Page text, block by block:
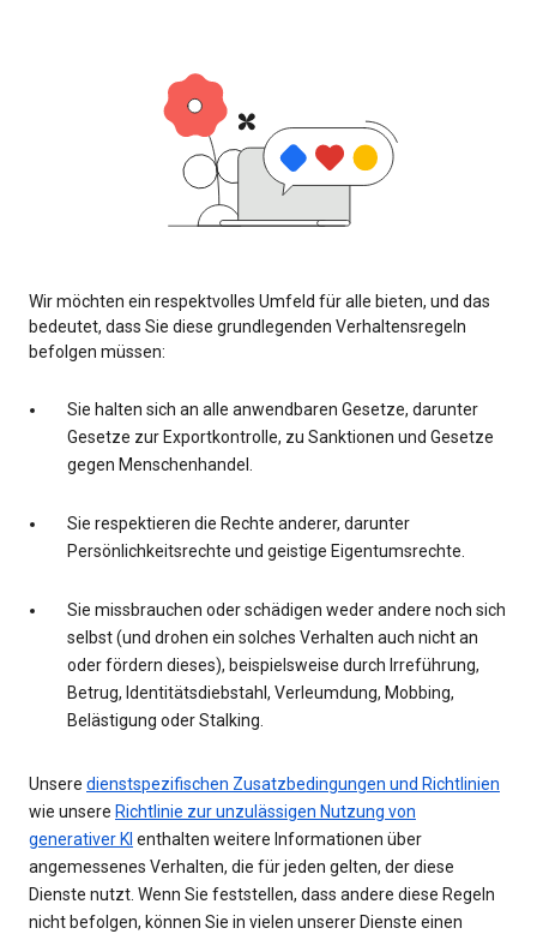
Wir möchten ein respektvolles Umfeld für alle bieten, und das
bedeutet, dass Sie diese grundlegenden Verhaltensregeln
befolgen müssen:
Sie halten sich an alle anwendbaren Gesetze, darunter
Gesetze zur Exportkontrolle, zu Sanktionen und Gesetze
gegen Menschenhandel.
Sie respektieren die Rechte anderer, darunter
Persönlichkeitsrechte und geistige Eigentumsrechte.
Sie missbrauchen oder schädigen weder andere noch sich
selbst (und drohen ein solches Verhalten auch nicht an
oder fördern dieses), beispielsweise durch Irreführung,
Betrug, Identitätsdiebstahl, Verleumdung, Mobbing,
Belästigung oder Stalking.
Unsere dienstspezifischen Zusatzbedingungen und Richtlinien
wie unsere Richtlinie zur unzulässigen Nutzung von
generativer KI enthalten weitere Informationen über
angemessenes Verhalten, die für jeden gelten, der diese
Dienste nutzt. Wenn Sie feststellen, dass andere diese Regeln
nicht befolgen, können Sie in vielen unserer Dienste einen